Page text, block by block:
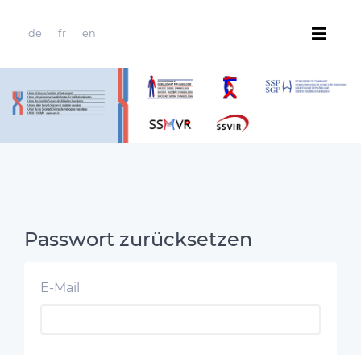
de fr en
Passwort zurücksetzen
E-Mail